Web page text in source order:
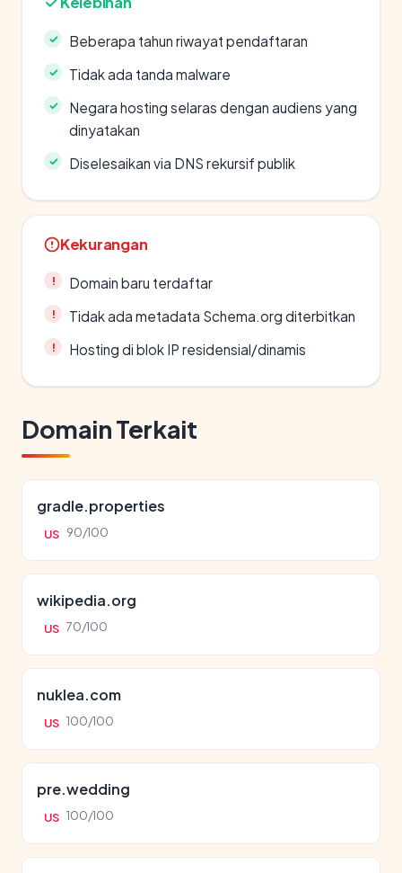
Beberapa tahun riwayat pendaftaran
Tidak ada tanda malware
Negara hosting selaras dengan audiens yang
dinyatakan
Diselesaikan via DNS rekursif publik
Kekurangan
Domain baru terdaftar
Tidak ada metadata Schema.org diterbitkan
Hosting di blok IP residensial/dinamis
Domain Terkait
gradle.properties
US 90/100
wikipedia.org
US 70/100
nuklea.com
US 100/100
pre.wedding
US 100/100